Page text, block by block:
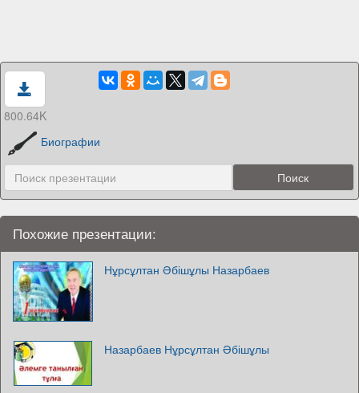
800.64K
Биографии
Похожие презентации:
Нұрсұлтан Әбішұлы Назарбаев
Назарбаев Нұрсұлтан Әбішұлы